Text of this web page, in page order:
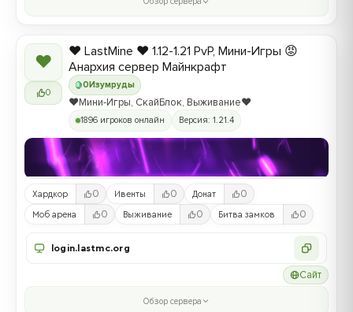
❤
0
0 Изумруды
❤️ LastMine ❤️ 1.12-1.21 PvP, Мини-Игры 😡
Анархия сервер Майнкрафт
❤️Мини-Игры, СкайБлок, Выживание❤️
1896 игроков онлайн Версия: 1.21.4
Хардкор 0 Ивенты 0 Донат 0
Моб арена 0 Выживание 0 Битва замков 0
login.lastmc.org
Сайт
Обзор сервера